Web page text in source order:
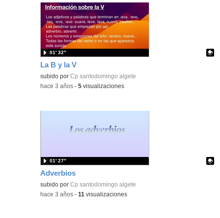
La B y la V
Contenido educativo.
subido porCp santodomingo algete
01′ 32″
-hace 3 años -5 visualizaciones
Adverbios
Contenido educativo.
subido porCp santodomingo algete
01′ 27″
-hace 3 años -11 visualizaciones